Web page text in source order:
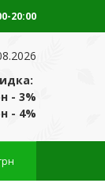
20:00
- 3%
- 4%